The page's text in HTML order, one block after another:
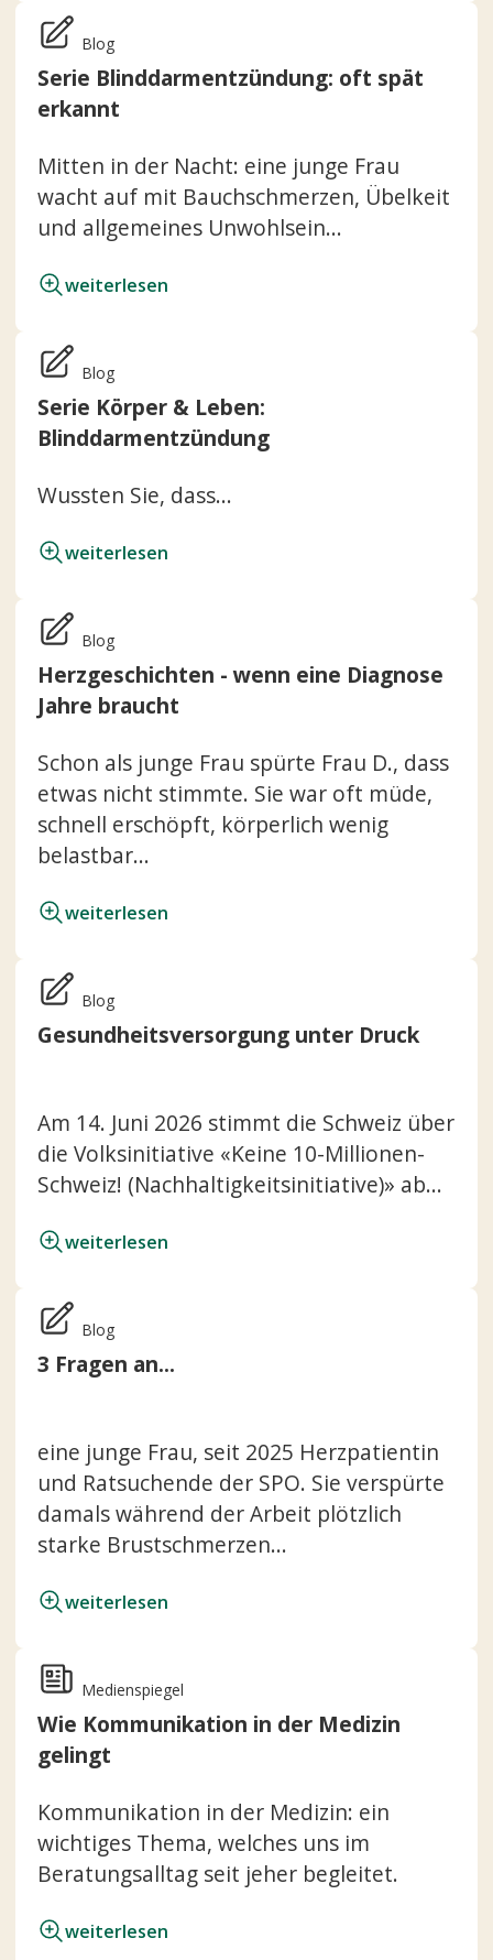
Blog
Serie Blinddarmentzündung: oft spät
erkannt
Mitten in der Nacht: eine junge Frau
wacht auf mit Bauchschmerzen, Übelkeit
und allgemeines Unwohlsein...
weiterlesen
Blog
Serie Körper & Leben:
Blinddarmentzündung
Wussten Sie, dass...
weiterlesen
Blog
Herzgeschichten - wenn eine Diagnose
Jahre braucht
Schon als junge Frau spürte Frau D., dass
etwas nicht stimmte. Sie war oft müde,
schnell erschöpft, körperlich wenig
belastbar...
weiterlesen
Blog
Gesundheitsversorgung unter Druck
Am 14. Juni 2026 stimmt die Schweiz über
die Volksinitiative «Keine 10-Millionen-
Schweiz! (Nachhaltigkeitsinitiative)» ab...
weiterlesen
Blog
3 Fragen an...
eine junge Frau, seit 2025 Herzpatientin
und Ratsuchende der SPO. Sie verspürte
damals während der Arbeit plötzlich
starke Brustschmerzen...
weiterlesen
Medienspiegel
Wie Kommunikation in der Medizin
gelingt
Kommunikation in der Medizin: ein
wichtiges Thema, welches uns im
Beratungsalltag seit jeher begleitet.
weiterlesen